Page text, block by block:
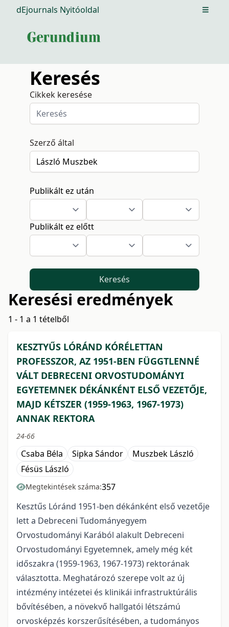
dEjournals Nyitóoldal Open
Keresés
Cikkek keresése
Szerző által
Publikált ez után
Publikált ez előtt
Keresés
Keresési eredmények
1 - 1 a 1 tételből
KESZTYŰS LÓRÁND KÓRÉLETTAN
PROFESSZOR, AZ 1951-BEN FÜGGTLENNÉ
VÁLT DEBRECENI ORVOSTUDOMÁNYI
EGYETEMNEK DÉKÁNKÉNT ELSŐ VEZETŐJE,
MAJD KÉTSZER (1959-1963, 1967-1973)
ANNAK REKTORA
24-66
Csaba Béla Sipka Sándor
Muszbek László
Fésüs László
Megtekintések száma:357
Kesztűs Lóránd 1951-ben dékánként első vezetője
lett a Debreceni Tudományegyem
Orvostudományi Karából alakult Debreceni
Orvostudományi Egyetemnek, amely még két
időszakra (1959-1963, 1967-1973) rektorának
választotta. Meghatározó szerepe volt az új
intézmény intézetei és klinikái infrastruktúrális
bővítésében, a növekvő hallgatói létszámú
orvosképzés korszerűsítésében, a tudományos